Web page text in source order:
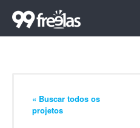
« Buscar todos os
projetos